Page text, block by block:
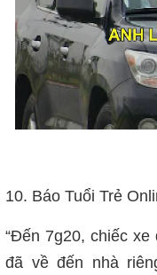
10. Báo Tuổi Trẻ
“Đến 7g20, chiếc
đã về đến nhà